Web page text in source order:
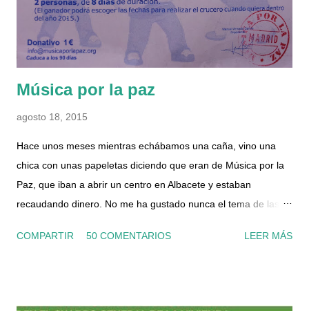
entrada de agua en la caldera. Para quitar el tapón del filtro,
primero hay q...
Música por la paz
agosto 18, 2015
Hace unos meses mientras echábamos una caña, vino una
chica con unas papeletas diciendo que eran de Música por la
Paz, que iban a abrir un centro en Albacete y estaban
recaudando dinero. No me ha gustado nunca el tema de las
algo o no, ni conozco a nadie que le haya tocado algo nunca...
COMPARTIR 50 COMENTARIOS LEER MÁS